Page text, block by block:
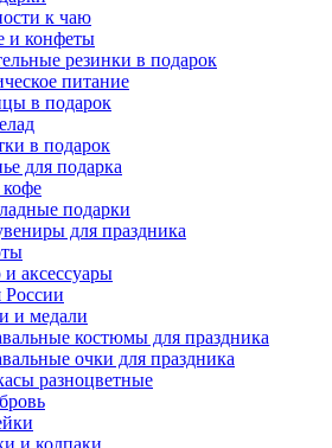
к чаю
и конфеты
резинки в подарок
питание
в подарок
в подарок
для подарка
подарки
для праздника
и аксессуары
России
и медали
костюмы для праздника
очки для праздника
разноцветные
и колпаки